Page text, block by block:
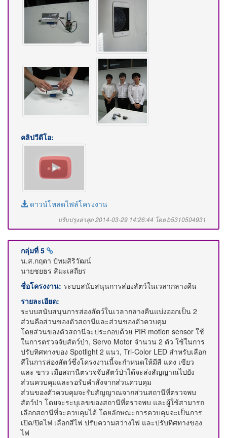
คลิปวีดีโอ:
ดาวน์โหลดไฟล์โครงงาน
ปรับปรุงล่าสุด 2014-03-29 14:26:44 โดย b5310504931
กลุ่มที่ 5
น.ส.กฤตา ปัทมสิริวัฒน์
นายชยธร สิมะเสถียร
ชื่อโครงงาน: ระบบสนับสนุนการส่องสัตว์ในเวลากลางคืน
รายละเอียด:
ระบบสนับสนุนการส่องสัตว์ในเวลากลางคืนแบ่งออกเป็น 2
ส่วนคือส่วนของตัวสถานีและส่วนของตัวควบคุม
โดยส่วนของตัวสถานีจะประกอบด้วย PIR motion sensor ใช้
ในการตรวจจับสัตว์ป่า, Servo Motor จำนวน 2 ตัว ใช้ในการ
ปรับทิศทางของ Spotlight 2 แนว, Tri-Color LED สำหรับเลือก
สีในการส่องสัตว์ซึ่งโครงงานนี้จะกำหนดให้มีสี แดง เขียว
และ ขาว เมื่อสถานีตรวจจับสัตว์ป่าได้จะส่งสัญญาณไปยัง
ส่วนควบคุมและรอรับคำสั่งจากส่วนควบคุม
ส่วนของตัวควบคุมจะรับสัญญาณจากส่วนสถานีที่ตรวจพบ
สัตว์ป่า โดยจะระบุเลขของสถานีที่ตรวจพบ และผู้ใช้สามารถ
เลือกสถานีที่จะควบคุมได้ โดยลักษณะการควบคุมจะเป็นการ
เปิด/ปิดไฟ เลือกสีไฟ ปรับความสว่างไฟ และปรับทิศทางของ
ไฟ